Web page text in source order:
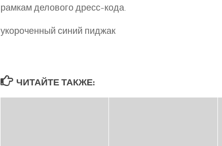
рамкам делового дресс-кода.
укороченный синий пиджак
ЧИТАЙТЕ ТАКЖЕ: